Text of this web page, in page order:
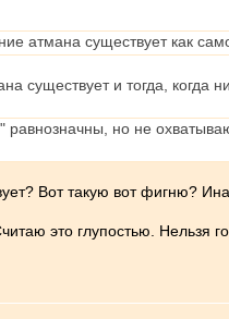
атмана существует как
и тогда, когда
но не
Вот такую вот фигню?
это глупостью. Нельзя